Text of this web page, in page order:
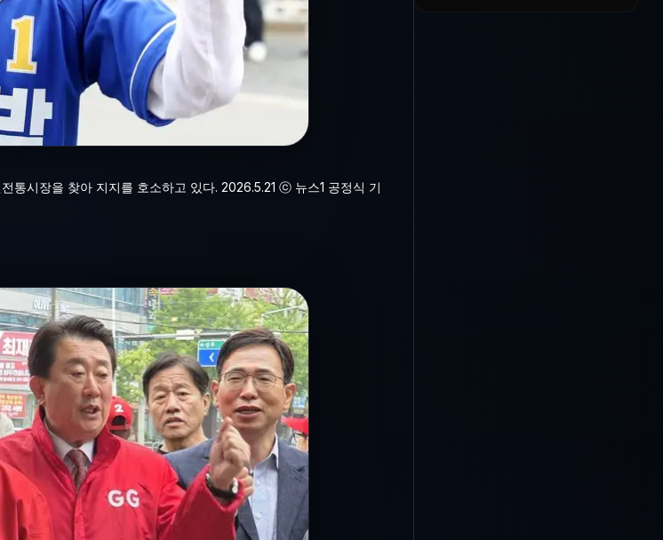
통시장을 찾아 지지를 호소하고 있다. 2026.5.21 ⓒ 뉴스1 공정식 기